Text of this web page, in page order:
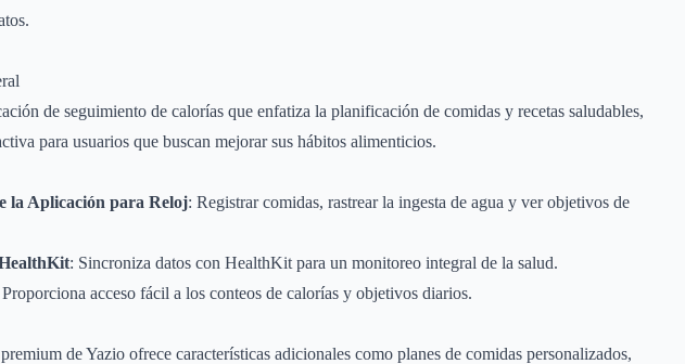
de seguimiento de calorías que enfatiza la planificación de comidas y recetas saludables,
para usuarios que buscan mejorar sus hábitos alimenticios.
la Aplicación para Reloj: Registrar comidas, rastrear la ingesta de agua y ver objetivos de
: Sincroniza datos con HealthKit para un monitoreo integral de la salud.
Proporciona acceso fácil a los conteos de calorías y objetivos diarios.
de Yazio ofrece características adicionales como planes de comidas personalizados,